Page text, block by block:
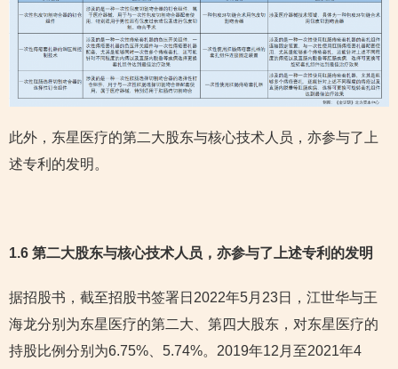
此外，东星医疗的第二大股东与核心技术人员，亦参与了上
述专利的发明。
1.6 第二大股东与核心技术人员，亦参与了上述专利的发明
据招股书，截至招股书签署日2022年5月23日，江世华与王
海龙分别为东星医疗的第二大、第四大股东，对东星医疗的
持股比例分别为6.75%、5.74%。2019年12月至2021年4